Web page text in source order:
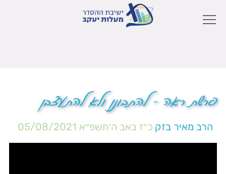
פרשת ראה – להתבונן ולא להתעצבן
הרב מאיר בזק כ״ז באב ה׳תשפ״א 05/08/2021